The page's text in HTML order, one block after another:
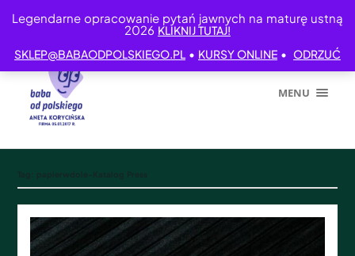
Legendarne opracowanie pytań jawnych na maturę ustną
2026 KLIKNIJ TUTAJ!
SKLEP@BABAODPOLSKIEGO.PL • KURSY ONLINE • ODRZUĆ
MENU